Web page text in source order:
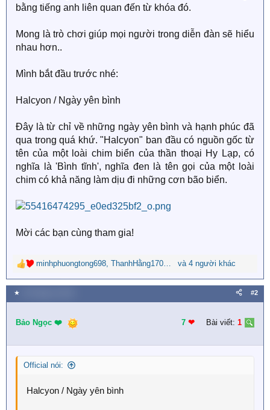
bằng tiếng anh liên quan đến từ khóa đó.
Mong là trò chơi giúp mọi người trong diễn đàn sẽ hiểu
nhau hơn..
Mình bắt đầu trước nhé:
Halcyon / Ngày yên bình
Đây là từ chỉ về những ngày yên bình và hạnh phúc đã
qua trong quá khứ. "Halcyon" ban đầu có nguồn gốc từ
tên của một loài chim biển của thần thoại Hy Lạp, có
nghĩa là 'Bình tĩnh', nghĩa đen là tên gọi của một loài
chim có khả năng làm dịu đi những cơn bão biển.
Mời các bạn cùng tham gia!
R
e
a
c
i
n
s
minhphuongtong698, ThanhHằng170204 ,Nhiên Trần
và 4 người khác
★ #2
Bảo Ngọc ❤️ 7 ❤︎ Bài viết: 1
Official nói:
Halcyon / Ngày yên bình